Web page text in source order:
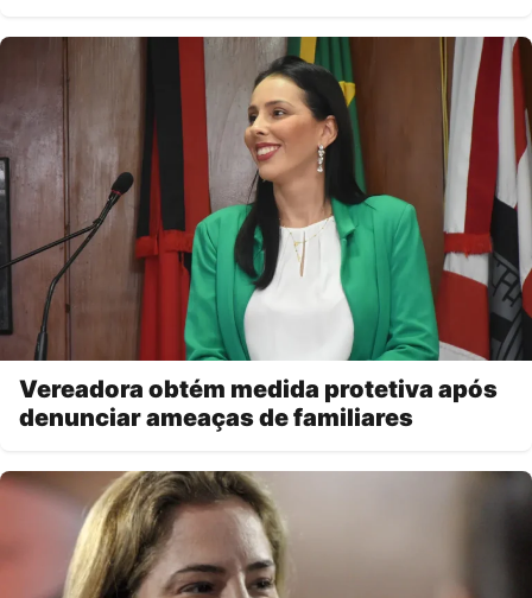
Vereadora obtém medida protetiva após
denunciar ameaças de familiares